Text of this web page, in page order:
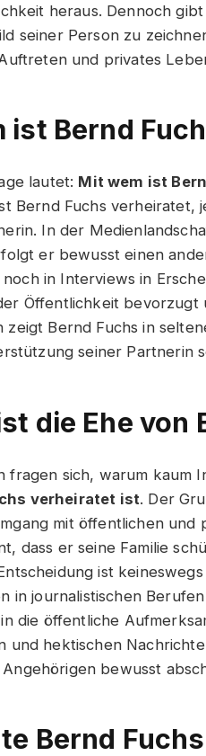
heraus. Dennoch
seiner Person zu
und privates
ist Bernd
lautet: Mit wem ist
Bernd Fuchs
In der
er bewusst einen
in Interviews in
Öffentlichkeit bevorzugt
zeigt Bernd Fuchs in
seiner Partnerin
die Ehe von
fragen sich, warum kaum
verheiratet ist. Der
mit öffentlichen
dass er seine Familie
ist
in journalistischen
die öffentliche
und hektischen
bewusst
Bernd